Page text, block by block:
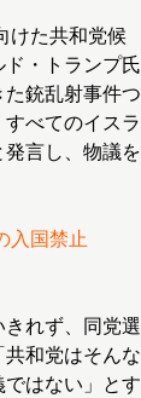
けた共和党候
・トランプ氏
銃乱射事件つ
べてのイスラ
発言し、物議を
入国禁止
れず、同党選
和党はそんな
はない」とす